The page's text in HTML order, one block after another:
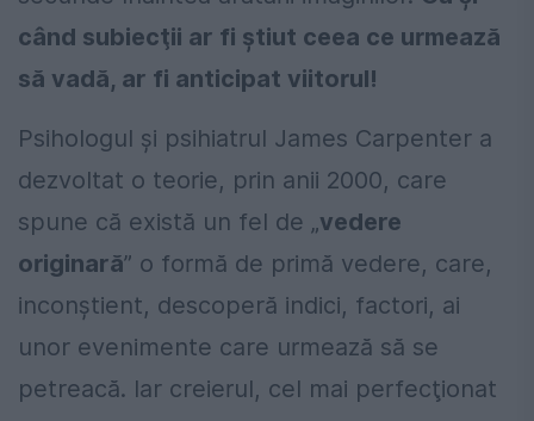
când subiecţii ar fi ştiut ceea ce urmează
să vadă, ar fi anticipat viitorul!
Psihologul şi psihiatrul James Carpenter a
dezvoltat o teorie, prin anii 2000, care
spune că există un fel de „vedere
originară” o formă de primă vedere, care,
inconştient, descoperă indici, factori, ai
unor evenimente care urmează să se
petreacă. Iar creierul, cel mai perfecţionat